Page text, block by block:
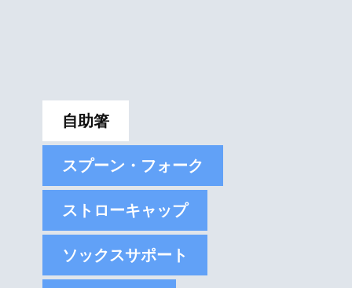
自助箸
スプーン・フォーク
ストローキャップ
ソックスサポート